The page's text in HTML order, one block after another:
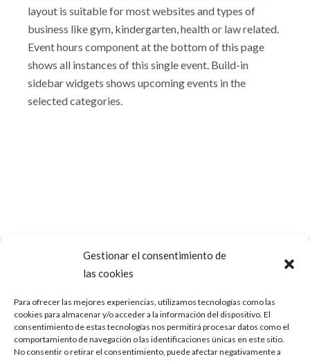
Gestionar el consentimiento de
las cookies
Para ofrecer las mejores experiencias, utilizamos tecnologías como las
cookies para almacenar y/o acceder a la información del dispositivo. El
consentimiento de estas tecnologías nos permitirá procesar datos como el
comportamiento de navegación o las identificaciones únicas en este sitio.
No consentir o retirar el consentimiento, puede afectar negativamente a
layout is suitable for most websites and types of
business like gym, kindergarten, health or law related.
Event hours component at the bottom of this page
shows all instances of this single event. Build-in
sidebar widgets shows upcoming events in the
selected categories.